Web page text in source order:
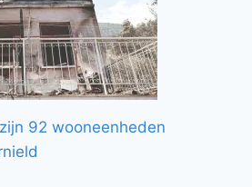
92 wooneenheden